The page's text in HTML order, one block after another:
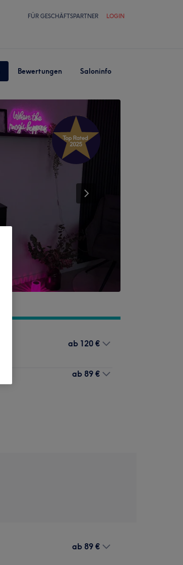
FÜR GESCHÄFTSPARTNER LOGIN
Bewertungen Saloninfo
ab 120 €
ab 89 €
ab 89 €